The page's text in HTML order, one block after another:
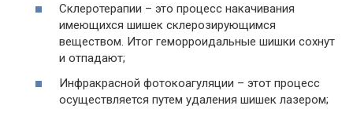
Склеротерапии – это процесс накачивания
имеющихся шишек склерозирующимся
веществом. Итог геморроидальные шишки сохнут
и отпадают;
Инфракрасной фотокоагуляции – этот процесс
осуществляется путем удаления шишек лазером;